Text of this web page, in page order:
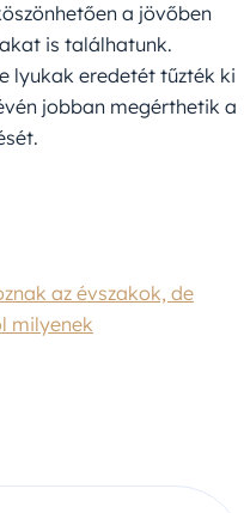
a jövőben
is találhatunk.
lyukak eredetét tűzték ki
jobban megérthetik a
az évszakok, de
milyenek